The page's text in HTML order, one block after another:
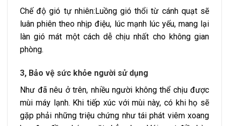
Chế độ gió tự nhiên:Luồng gió thổi từ cánh quạt sẽ
luân phiên theo nhịp điệu, lúc mạnh lúc yếu, mang lại
làn gió mát một cách dễ chịu nhất cho không gian
phòng.
3, Bảo vệ sức khỏe người sử dụng
Như đã nêu ở trên, nhiều người không thể chịu được
mùi máy lạnh. Khi tiếp xúc với mùi này, có khi họ sẽ
gặp phải những triệu chứng như tái phát viêm xoang